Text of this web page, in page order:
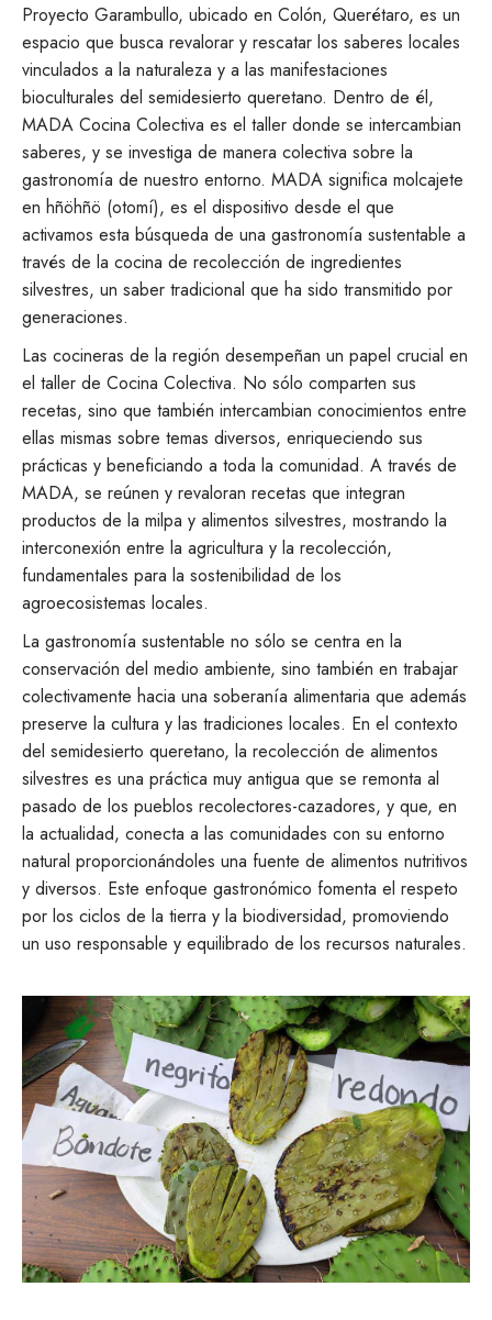
Proyecto Garambullo, ubicado en Colón, Querétaro, es un
espacio que busca revalorar y rescatar los saberes locales
vinculados a la naturaleza y a las manifestaciones
bioculturales del semidesierto queretano. Dentro de él,
MADA Cocina Colectiva es el taller donde se intercambian
saberes, y se investiga de manera colectiva sobre la
gastronomía de nuestro entorno. MADA significa molcajete
en hñöhñö (otomí), es el dispositivo desde el que
activamos esta búsqueda de una gastronomía sustentable a
través de la cocina de recolección de ingredientes
silvestres, un saber tradicional que ha sido transmitido por
generaciones.
Las cocineras de la región desempeñan un papel crucial en
el taller de Cocina Colectiva. No sólo comparten sus
recetas, sino que también intercambian conocimientos entre
ellas mismas sobre temas diversos, enriqueciendo sus
prácticas y beneficiando a toda la comunidad. A través de
MADA, se reúnen y revaloran recetas que integran
productos de la milpa y alimentos silvestres, mostrando la
interconexión entre la agricultura y la recolección,
fundamentales para la sostenibilidad de los
agroecosistemas locales.
La gastronomía sustentable no sólo se centra en la
conservación del medio ambiente, sino también en trabajar
colectivamente hacia una soberanía alimentaria que además
preserve la cultura y las tradiciones locales. En el contexto
del semidesierto queretano, la recolección de alimentos
silvestres es una práctica muy antigua que se remonta al
pasado de los pueblos recolectores-cazadores, y que, en
la actualidad, conecta a las comunidades con su entorno
natural proporcionándoles una fuente de alimentos nutritivos
y diversos. Este enfoque gastronómico fomenta el respeto
por los ciclos de la tierra y la biodiversidad, promoviendo
un uso responsable y equilibrado de los recursos naturales.